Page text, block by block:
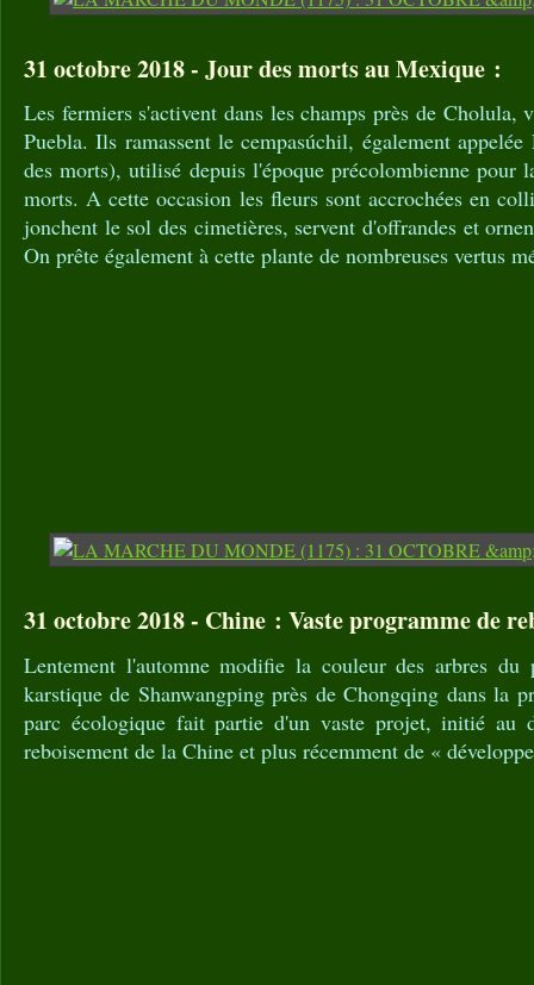
31 octobre 2018 - Jour des morts au Mexique :
Les fermiers s'activent dans les champs près de
Puebla. Ils ramassent le cempasúchil, également
des morts), utilisé depuis l'époque précolombienne pour
morts. A cette occasion les fleurs sont accrochées en
jonchent le sol des cimetières, servent d'offrandes et
On prête également à cette plante de nombreuses vertus
31 octobre 2018 - Chine : Vaste programme de
Lentement l'automne modifie la couleur des arbres du
karstique de Shanwangping près de Chongqing dans la
parc écologique fait partie d'un vaste projet, initié au
reboisement de la Chine et plus récemment de «